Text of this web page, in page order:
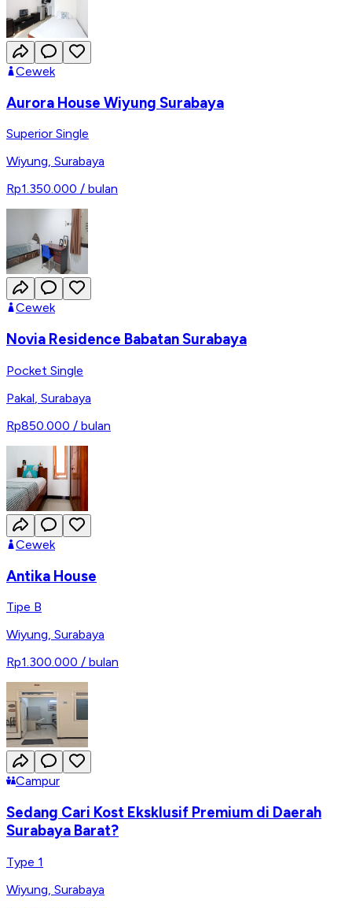
Cewek
Aurora House Wiyung Surabaya
Superior Single
Wiyung, Surabaya
Rp1.350.000 / bulan
Cewek
Novia Residence Babatan Surabaya
Pocket Single
Pakal, Surabaya
Rp850.000 / bulan
Cewek
Antika House
Tipe B
Wiyung, Surabaya
Rp1.300.000 / bulan
Campur
Sedang Cari Kost Eksklusif Premium di Daerah
Surabaya Barat?
Type 1
Wiyung Surabaya